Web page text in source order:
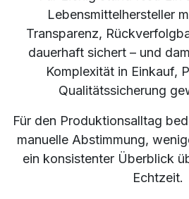
Lebensmittelhersteller
Transparenz,
dauerhaft sichert – und
Komplexität in Einkauf,
Qualitätssicherung
Für den Produktionsalltag
manuelle Abstimmung,
ein konsistenter Überblick
Echtzeit.